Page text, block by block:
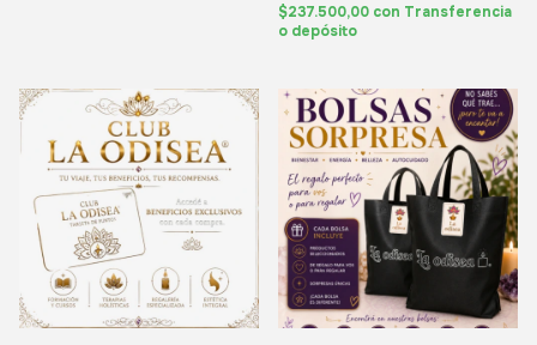
$237.500,00 con Transferencia
o depósito